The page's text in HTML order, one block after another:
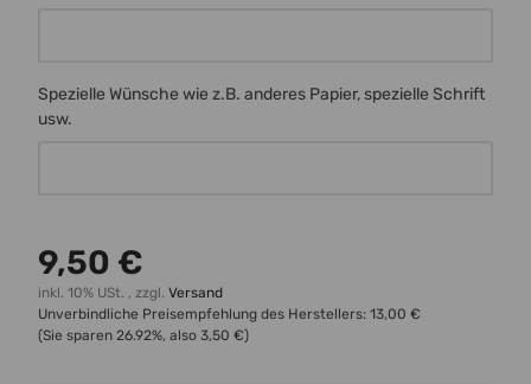
Spezielle Wünsche wie z.B. anderes Papier, spezielle Schrift
usw.
9,50 €
inkl. 10% USt. , zzgl. Versand
Unverbindliche Preisempfehlung des Herstellers: 13,00 €
(Sie sparen 26.92%, also 3,50 €)